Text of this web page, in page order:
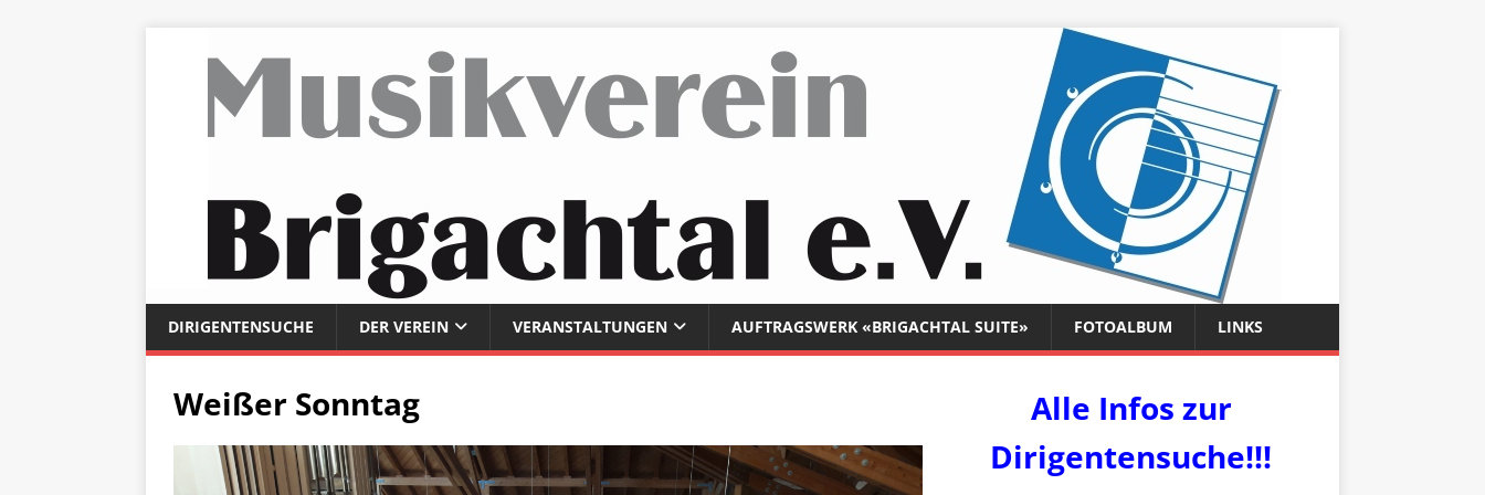
DIRIGENTENSUCHE DER VEREIN VERANSTALTUNGEN AUFTRAGSWERK «BRIGACHTAL SUITE» FOTOALBUM LINKS
Weißer Sonntag
Alle Infos zur
Dirigentensuche!!!